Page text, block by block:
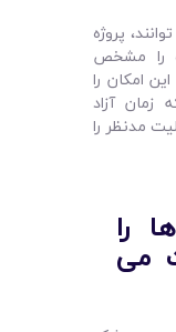
پروژه
را مشخص
امکان را
زمان آزاد
مدنظر را
را
می